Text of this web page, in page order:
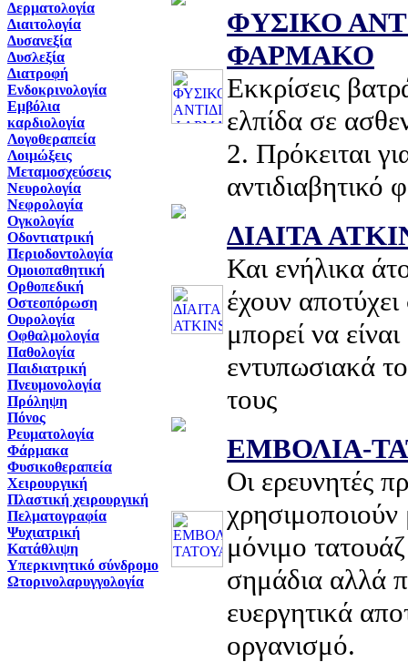
Δερματολογία
Διαιτολογία
Δυσανεξία
Δυσλεξία
Διατροφή
Ενδοκρινολογία
Εμβόλια
καρδιολογία
Λογοθεραπεία
Λοιμώξεις
Μεταμοσχεύσεις
Νευρολογία
Νεφρολογία
Ογκολογία
Οδοντιατρική
Περιοδοντολογία
Ομοιοπαθητική
Ορθοπεδική
Οστεοπόρωση
Ουρολογία
Οφθαλμολογία
Παθολογία
Παιδιατρική
Πνευμονολογία
Πρόληψη
Πόνος
Ρευματολογία
Φάρμακα
Φυσικοθεραπεία
Χειρουργική
Πλαστική χειρουργική
Πελματογραφία
Ψυχιατρική
Κατάθλιψη
Υπερκινητικό σύνδρομο
Ωτορινολαρυγγολογία
ΦΥΣΙΚΟ
ΦΑΡΜΑΚΟ
Εκκρίσεις
ελπίδα σε
2. Πρόκειται
αντιδιαβητικό
ΔΙΑΙΤΑ
Και ενήλικα
έχουν
μπορεί να
εντυπωσιακά
τους
ΕΜΒΟΛΙΑ-
Oι ερευνητές
μόνιμο
σημάδια αλλά
ευεργητικά
οργανισμό.